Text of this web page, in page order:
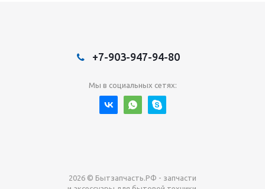
+7-903-947-94-80
Мы в социальных сетях:
2026 © Бытзапчасть.РФ - запчасти